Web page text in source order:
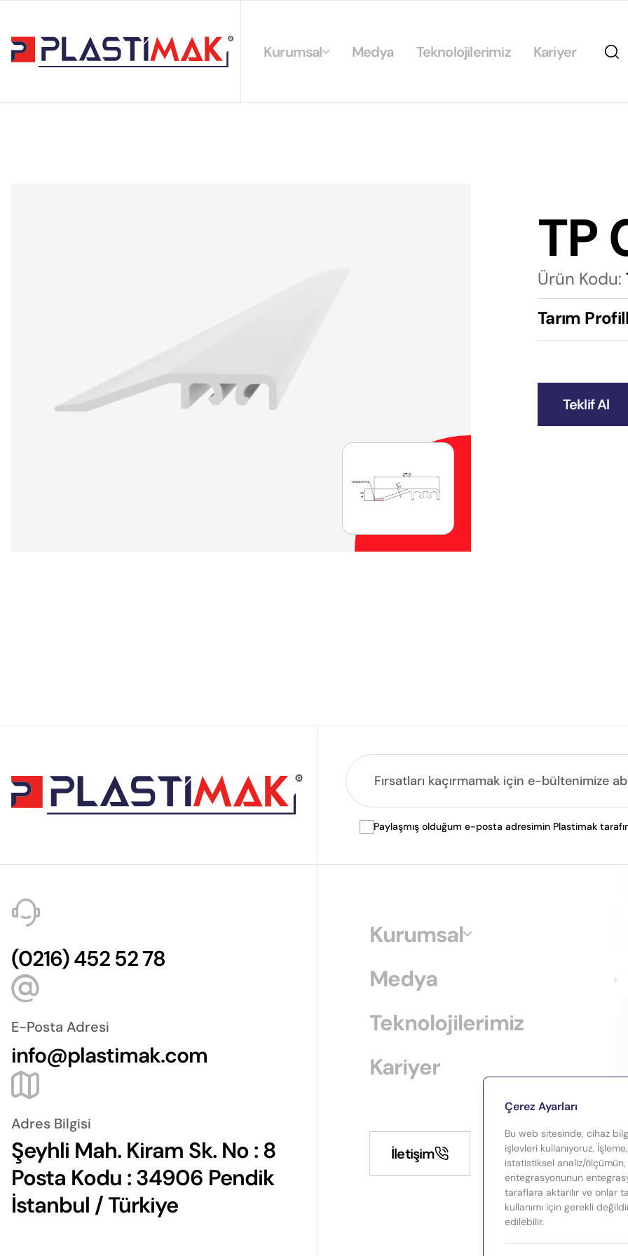
Kurumsal Medya Teknolojilerimiz Kariyer
TP
Ürün Kodu:
Tarım
Teklif Al
Paylaşmış olduğum e-posta adresimin Plastimak
(0216) 452 52 78
E-Posta Adresi
info@plastimak.com
Adres Bilgisi
Şeyhli Mah. Kiram Sk. No : 8
Posta Kodu : 34906 Pendik
İstanbul / Türkiye
Kurumsal
Medya
Teknolojilerimiz
Kariyer
İletişim
Çerez Ayarları
Bu web sitesinde, cihaz
işlevleri kullanıyoruz.
istatistiksel analiz/ölçümün,
entegrasyonunun
taraflara aktarılır ve onlar
kullanımı için gerekli
edilebilir.